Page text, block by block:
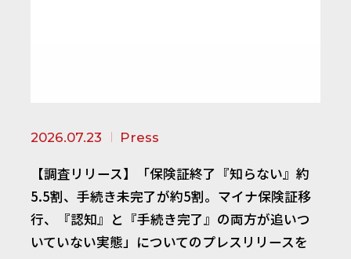
2026.07.23 Press
【調査リリース】「保険証終了『知らない』約
5.5割、手続き未完了が約5割。マイナ保険証移
行、『認知』と『手続き完了』の両方が追いつ
いていない実態」についてのプレスリリースを